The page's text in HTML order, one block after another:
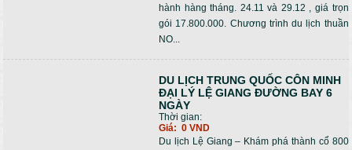
hành hàng tháng. 24.11 và 29.12 , giá trọn
gói 17.800.000. Chương trình du lịch thuần
NO...
DU LỊCH TRUNG QUỐC CÔN MINH
ĐẠI LÝ LỆ GIANG ĐƯỜNG BAY 6
NGÀY
Thời gian:
Giá: 0 VND
Du lịch Lệ Giang – Khám phá thành cổ 800